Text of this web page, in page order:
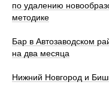
по удалению
методике
Бар в Автозаводском
на два месяца
Нижний Новгород и